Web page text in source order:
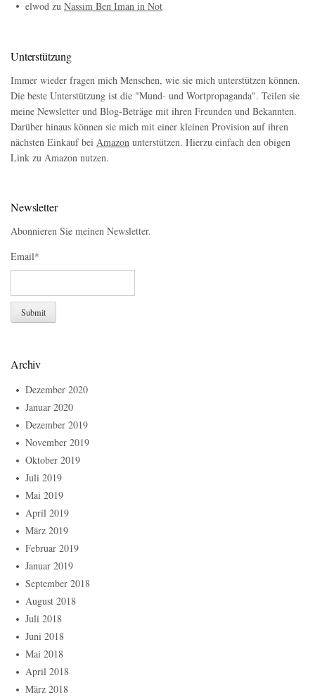
elwod zu Nassim Ben Iman in Not
Unterstützung
Immer wieder fragen mich Menschen, wie sie mich unterstützen können.
Die beste Unterstützung ist die "Mund- und Wortpropaganda". Teilen sie
meine Newsletter und Blog-Beträge mit ihren Freunden und Bekannten.
Darüber hinaus können sie mich mit einer kleinen Provision auf ihren
nächsten Einkauf bei Amazon unterstützen. Hierzu einfach den obigen
Link zu Amazon nutzen.
Newsletter
Abonnieren Sie meinen Newsletter.
Email*
Archiv
Dezember 2020
Januar 2020
Dezember 2019
November 2019
Oktober 2019
Juli 2019
Mai 2019
April 2019
März 2019
Februar 2019
Januar 2019
September 2018
August 2018
Juli 2018
Juni 2018
Mai 2018
April 2018
März 2018